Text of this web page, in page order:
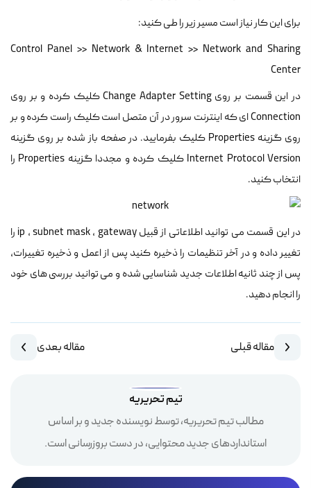
برای این کار نیاز است مسیر زیر را طی کنید:
Control Panel >> Network & Internet >> Network and Sharing
Center
در این قسمت بر روی Change Adapter Setting کلیک کرده و بر روی
Connection ای که اینترنت سرور در آن متصل است کلیک راست کرده و بر
روی گزینه Properties کلیک بفرمایید. در صفحه باز شده بر روی گزینه
Internet Protocol Version کلیک کرده و مجددا گزینه Properties را
انتخاب کنید.
در این قسمت می توانید اطلاعاتی از قبیل ip , subnet mask , gateway را
تغییر داده و در آخر تنظیمات را ذخیره کنید پس از اعمل و ذخیره تغییرات،
پس از چند ثانیه اطلاعات جدید شناسایی شده و می توانید بررسی های خود
را انجام دهید.
مقاله قبلی مقاله بعدی
تیم تحریریه
مطالب تیم تحریریه، توسط نویسنده جدید و بر اساس
استانداردهای جدید محتوایی، در دست بروزرسانی است.